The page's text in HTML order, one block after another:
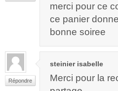
merci pour ce
ce panier
bonne soiree
Répondre
steinier isabelle
Merci pour la